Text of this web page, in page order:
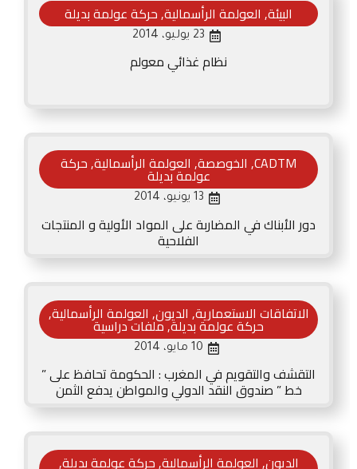
البيئة, العولمة الرأسمالية,حركة عولمة بديلة
23 يوليو، 2014
نظام غذائي معولم
CADTM
, الخوصصة, العولمة الرأسمالية,حركة
عولمة بديلة
13 يونيو، 2014
دور الأبناك في المضاربة على المواد الأولية و المنتجات
الفلاحية
الاتفاقات الاستعمارية, الديون, العولمة الرأسمالية,
حركة عولمة بديلة,ملفات دراسية
10 مايو، 2014
التقشف والتقويم في المغرب : الحكومة تحافظ على ”
خط ” صندوق النقد الدولي والمواطن يدفع الثمن
الديون, العولمة الرأسمالية,حركة عولمة بديلة,